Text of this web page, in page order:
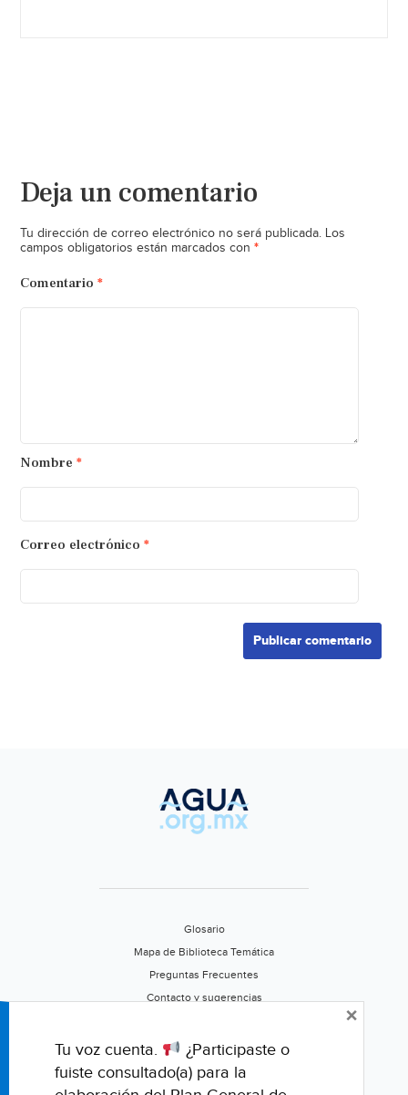
Deja un comentario
Tu dirección de correo electrónico no será publicada. Los
campos obligatorios están marcados con *
Comentario *
Nombre *
Correo electrónico *
Glosario
Mapa de Biblioteca Temática
Preguntas Frecuentes
Contacto y sugerencias
Califica este portal
Tu voz cuenta.
¿Participaste o
fuiste consultado(a) para la
×